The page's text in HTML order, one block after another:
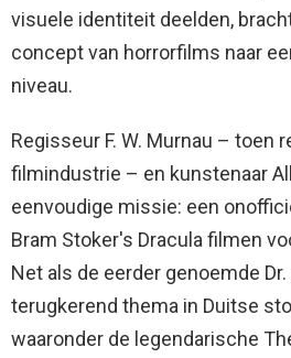
visuele identiteit deelden,
concept van horrorfilms naar
niveau.
Regisseur F. W. Murnau – toen
filmindustrie – en kunstenaar
eenvoudige missie: een
Bram Stoker's Dracula filmen
Net als de eerder genoemde
terugkerend thema in Duitse
waaronder de legendarische